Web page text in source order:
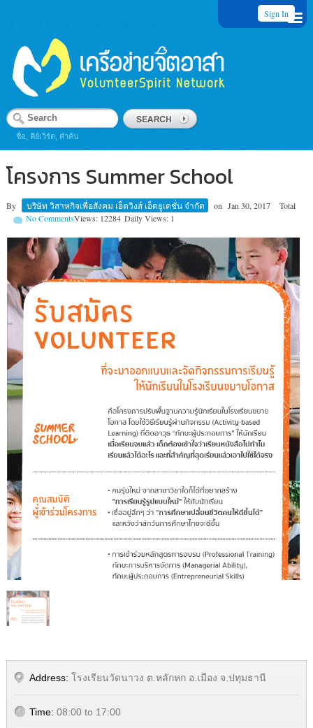
Sign In
ชื่อ, คีย์เวิร์ด, คำค้น
โครงการ Summer School
By บริษัท วิสาหกิจเพื่อสังคม เอ็ดวิงส์ เอ็ดยูเคชั่น จำกัด on Jan 30, 2017
Total
Views: 12284 Daily Views: 1
No Comments
Address: โรงเรียนวัดนาวง ต.หลักหก อ.เมือง จ.ปทุมธานี
Time: 08:00 to 17:00